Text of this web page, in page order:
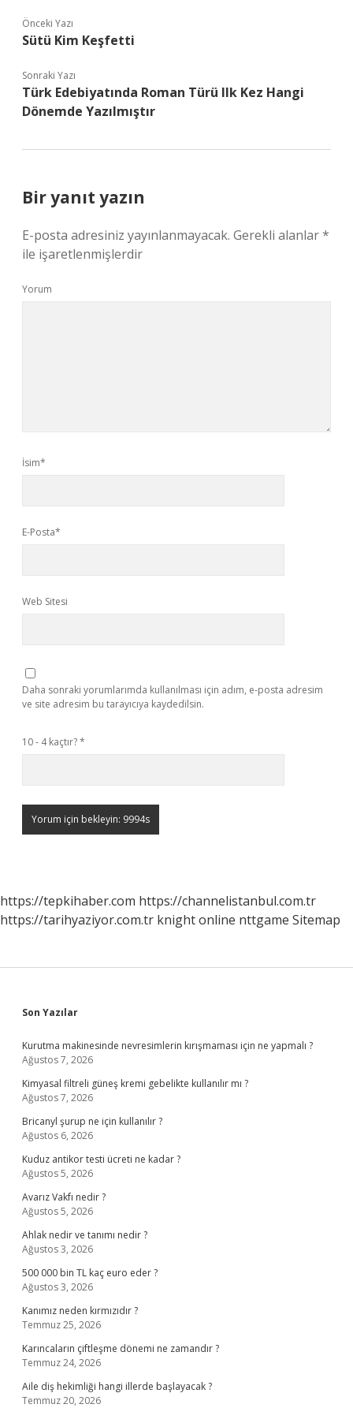
Önceki Yazı
Sütü Kim Keşfetti
Sonraki Yazı
Türk Edebiyatında Roman Türü Ilk Kez Hangi
Dönemde Yazılmıştır
Bir yanıt yazın
E-posta adresiniz yayınlanmayacak. Gerekli alanlar*
ile işaretlenmişlerdir
Yorum
İsim*
E-Posta*
Web Sitesi
Daha sonraki yorumlarımda kullanılması için adım, e-posta adresim
ve site adresim bu tarayıcıya kaydedilsin.
10 - 4 kaçtır?*
https://tepkihaber.com https://channelistanbul.com.tr
https://tarihyaziyor.com.tr knight online nttgame Sitemap
Sidebar
Son Yazılar
Kurutma makinesinde nevresimlerin kırışmaması için ne yapmalı ?
Ağustos 7, 2026
Kimyasal filtreli güneş kremi gebelikte kullanılır mı ?
Ağustos 7, 2026
Bricanyl şurup ne için kullanılır ?
Ağustos 6, 2026
Kuduz antikor testi ücreti ne kadar ?
Ağustos 5, 2026
Avarız Vakfı nedir ?
Ağustos 5, 2026
Ahlak nedir ve tanımı nedir ?
Ağustos 3, 2026
500 000 bin TL kaç euro eder ?
Ağustos 3, 2026
Kanımız neden kırmızıdır ?
Temmuz 25, 2026
Karıncaların çiftleşme dönemi ne zamandır ?
Temmuz 24, 2026
Aile diş hekimliği hangi illerde başlayacak ?
Temmuz 20, 2026